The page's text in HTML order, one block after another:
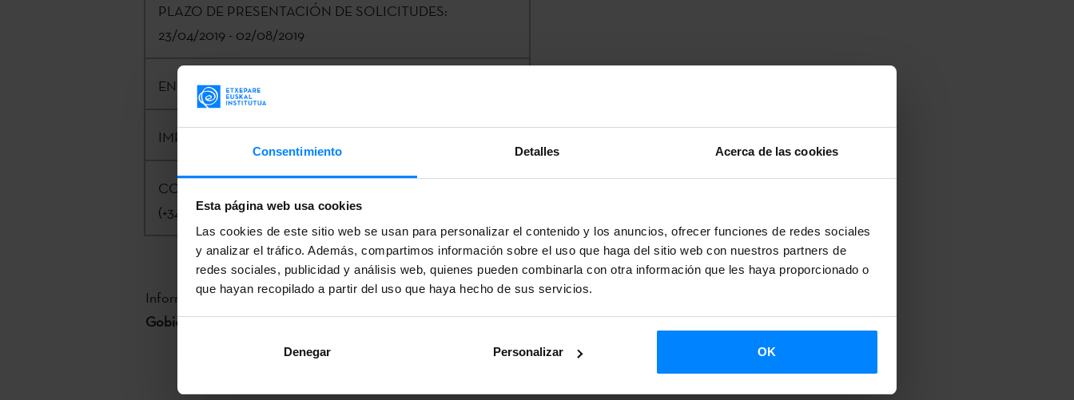
Consentimiento Detalles Acerca de las cookies
Esta página web usa cookies
Las cookies de este sitio web se usan para personalizar el contenido y los anuncios, ofrecer funciones de redes sociales
y analizar el tráfico. Además, compartimos información sobre el uso que haga del sitio web con nuestros partners de
redes sociales, publicidad y análisis web, quienes pueden combinarla con otra información que les haya proporcionado o
que hayan recopilado a partir del uso que haya hecho de sus servicios.
Denegar Personalizar OK
PLAZO DE PRESENTACIÓN DE SOLICITUDES:
23/04/2019 - 02/08/2019
ENTIDAD CONVOCANTE:
IMPORTE:
CONTACTO:
(+34) 943 023 409
Información completa e inscripción en laSede Electrónicadel
Gobierno Vasco.